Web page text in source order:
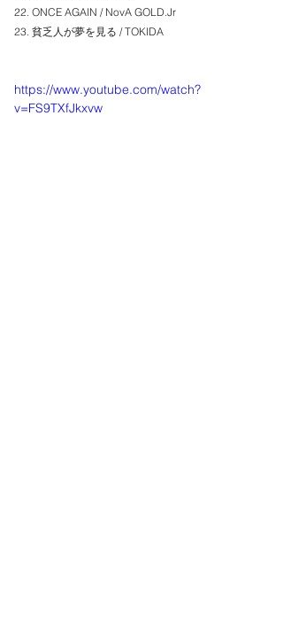
22. ONCE AGAIN / NovA GOLD.Jr
23. 貧乏人が夢を見る / TOKIDA
https://www.youtube.com/watch?
v=FS9TXfJkxvw